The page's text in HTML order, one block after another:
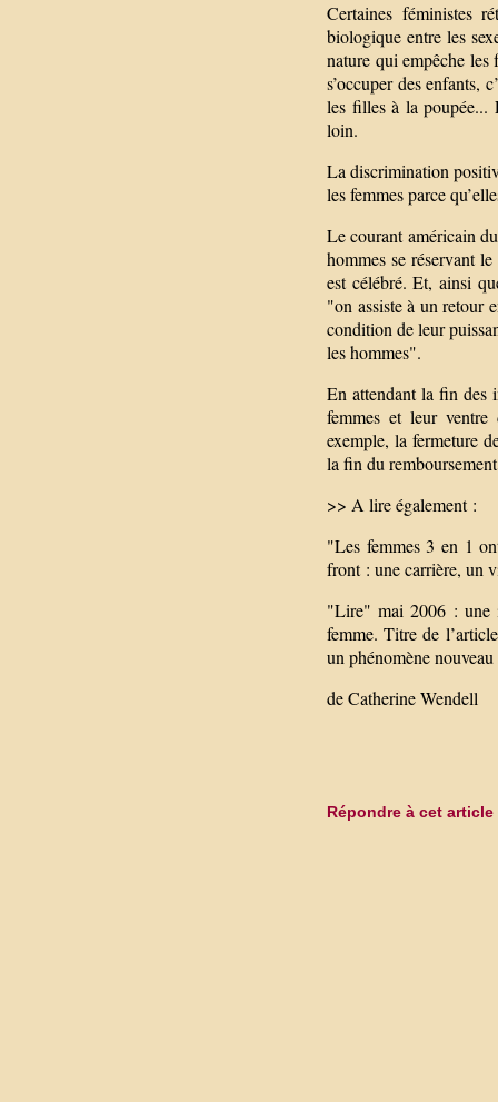
Certaines féministes
biologique entre les
nature qui empêche les
s’occuper des enfants,
les filles à la poupée...
loin.
La discrimination
les femmes parce
Le courant américain
hommes se réservant
est célébré. Et, ainsi
"on assiste à un retour
condition de leur
les hommes".
En attendant la fin des
femmes et leur ventre
exemple, la fermeture
la fin du
>> A lire également :
"Les femmes 3 en 1
front : une carrière, un
"Lire" mai 2006 : une
femme. Titre de
un phénomène
de Catherine Wendell
Répondre à cet article